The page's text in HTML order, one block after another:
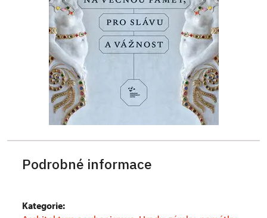
Podrobné informace
Kategorie: